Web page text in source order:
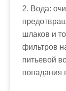
2. Вода:
шлаков и
фильтров
питьевой
попадания